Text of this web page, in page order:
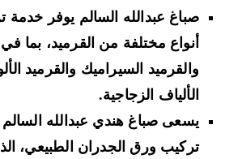
صباغ عبدالله السالم يوفر خدمة
أنواع مختلفة من القرميد، بما في
والقرميد السيراميك والقرميد
الألياف الزجاجية.
يسعى صباغ هندي عبدالله السالم
تركيب ورق الجدران الطبيعي، الذي